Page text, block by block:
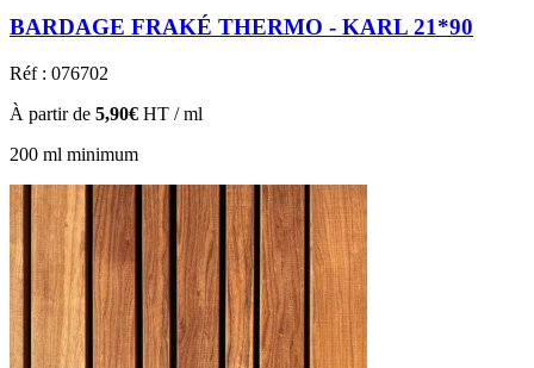
BARDAGE FRAKÉ THERMO - KARL 21*90
Réf : 076702
À partir de 5,90€ HT / ml
200 ml minimum